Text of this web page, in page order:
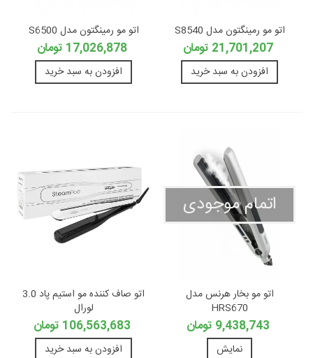
اتو مو رمینگتون مدل S8540
21,701,207 تومان
افزودن به سبد خرید
اتو مو رمینگتون مدل S6500
17,026,878 تومان
افزودن به سبد خرید
اتمام موجودی
اتو مو بخار هرنس مدل
HRS670
9,438,743 تومان
نمایش
اتو صاف کننده مو استیم پاد 3.0
لورال
106,563,683 تومان
افزودن به سبد خرید